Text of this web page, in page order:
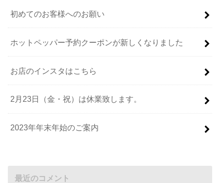
初めてのお客様へのお願い
ホットペッパー予約クーポンが新しくなりました
お店のインスタはこちら
2月23日（金・祝）は休業致します。
2023年年末年始のご案内
最近のコメント